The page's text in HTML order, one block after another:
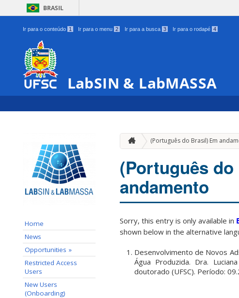
BRASIL
Ir para o conteúdo 1 Ir para o menu 2 Ir para a busca 3 Ir para o rodapé 4
LabSIN & LabMASSA
Home
News
Opportunities »
Restricted Access
Users
New Users
(Onboarding)
(Português do Brasil) Em
(Português
andamento
Sorry, this entry is only available in
shown below in the alternative
Desenvolvimento de Novos
Água Produzida. Dra.
doutorado (UFSC). Período: